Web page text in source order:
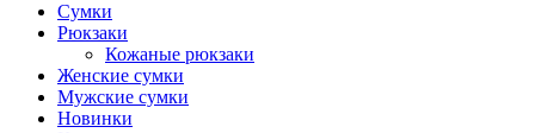
Сумки
Рюкзаки
Кожаные рюкзаки
Женские сумки
Мужские сумки
Новинки